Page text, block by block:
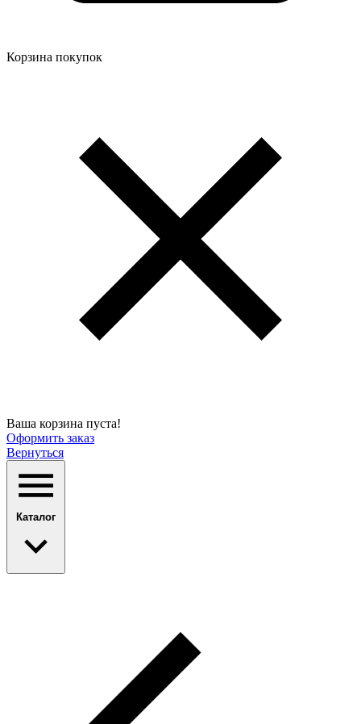
Корзина покупок
Ваша корзина пуста!
Оформить заказ
Вернуться
Каталог